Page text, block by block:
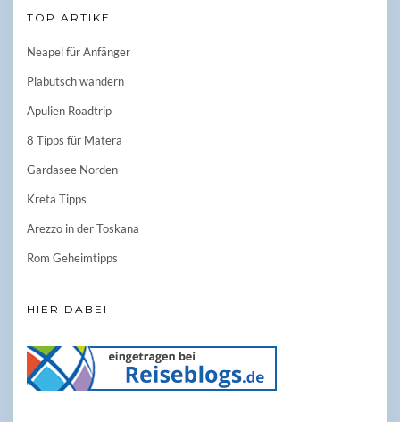
TOP ARTIKEL
Neapel für Anfänger
Plabutsch wandern
Apulien Roadtrip
8 Tipps für Matera
Gardasee Norden
Kreta Tipps
Arezzo in der Toskana
Rom Geheimtipps
HIER DABEI